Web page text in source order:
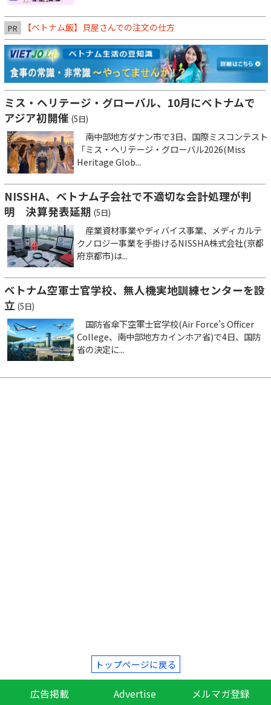
PR 【ベトナム飯】貝屋さんでの注文の仕方
ミス・ヘリテージ・グローバル、10月にベトナムで
アジア初開催 (5日)
南中部地方ダナン市で3日、国際ミスコンテスト
「ミス・ヘリテージ・グローバル2026(Miss
Heritage Glob...
NISSHA、ベトナム子会社で不適切な会計処理が判
明 決算発表延期 (5日)
産業資材事業やディバイス事業、メディカルテ
クノロジー事業を手掛けるNISSHA株式会社(京都
府京都市)は...
ベトナム空軍士官学校、無人機実地訓練センターを設
立 (5日)
国防省傘下空軍士官学校(Air Force’s Officer
College、南中部地方カインホア省)で4日、国防
省の決定に...
トップページに戻る
広告掲載 Advertise メルマガ登録